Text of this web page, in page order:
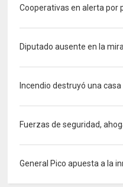
Cooperativas en alerta por
Diputado ausente en la mira
Incendio destruyó una
Fuerzas de seguridad,
General Pico apuesta a la